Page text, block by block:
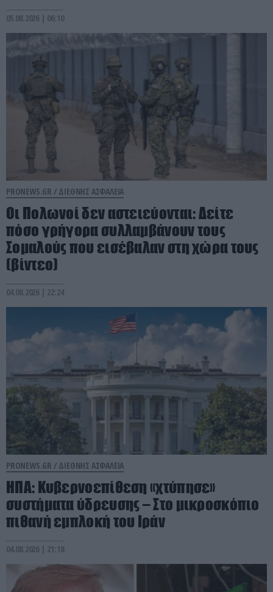
05.08.2026 | 06:10
PRONEWS.GR / ΔΙΕΘΝΗΣ ΑΣΦΑΛΕΙΑ
Οι Πολωνοί δεν αστειεύονται: Δείτε
πόσο γρήγορα συλλαμβάνουν τους
Σομαλούς που εισέβαλαν στη χώρα τους
(βίντεο)
04.08.2026 | 22:24
PRONEWS.GR / ΔΙΕΘΝΗΣ ΑΣΦΑΛΕΙΑ
ΗΠΑ: Κυβερνοεπίθεση «χτύπησε»
συστήματα ύδρευσης – Στο μικροσκόπιο
πιθανή εμπλοκή του Ιράν
04.08.2026 | 21:18